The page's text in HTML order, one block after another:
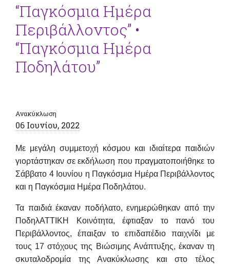
“Παγκόσμια Ημέρα
Περιβάλλοντος” •
“Παγκόσμια Ημέρα
Ποδηλάτου”
Ανακύκλωση
06 Ιουνίου, 2022
Με μεγάλη συμμετοχή κόσμου και ιδιαίτερα παιδιών
γιορτάστηκαν σε εκδήλωση που πραγματοποιήθηκε το
Σάββατο 4 Ιουνίου η Παγκόσμια Ημέρα Περιβάλλοντος
και η Παγκόσμια Ημέρα Ποδηλάτου.
Τα παιδιά έκαναν ποδήλατο, ενημερώθηκαν από την
ΠοδηλΑΤΤΙΚΗ Κοινότητα, έφτιαξαν το πανό του
Περιβάλλοντος, έπαιξαν το επιδαπέδιο παιχνίδι με
τους 17 στόχους της Βιώσιμης Ανάπτυξης, έκαναν τη
σκυταλοδρομία της Ανακύκλωσης και στο τέλος